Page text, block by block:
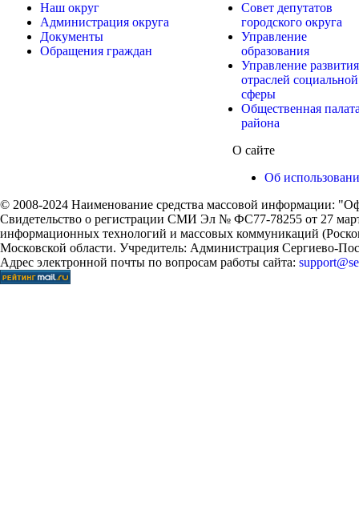
Наш округ
Администрация округа
Документы
Обращения граждан
Совет депутатов
городского округа
Управление
образования
Управление развития
отраслей социальной
сферы
Общественная
района
О сайте
Об
© 2008-2024 Наименование средства массовой информации:
Свидетельство о регистрации СМИ Эл № ФС77-78255 от 27
информационных технологий и массовых коммуникаций
Московской области. Учредитель: Администрация Сергиево-
Адрес электронной почты по вопросам работы сайта: